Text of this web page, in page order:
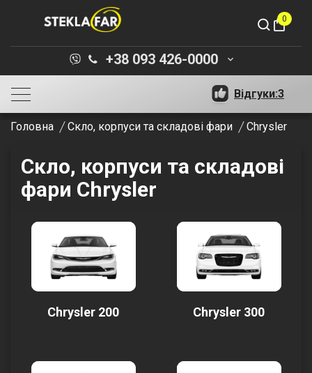
shopping_bag
0
+38 093 426-0000 keyboard_arrow_down
Відгуки:3
Головна Скло, корпуси та складові фари Chrysler
Скло, корпуси та складові
фари Chrysler
Chrysler 200 Chrysler 300